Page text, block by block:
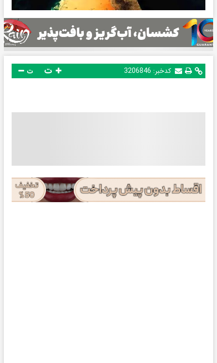
کدخبر: 3206846 ت